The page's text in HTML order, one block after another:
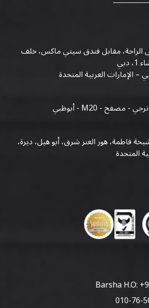
18، مبنى الراحة، مقابل فندق سيتي ماكس، خلف
الشيخة فاطمة، هور العنز شرق، أبو هيل، ديرة،
المتحدة
Barsha H.O: